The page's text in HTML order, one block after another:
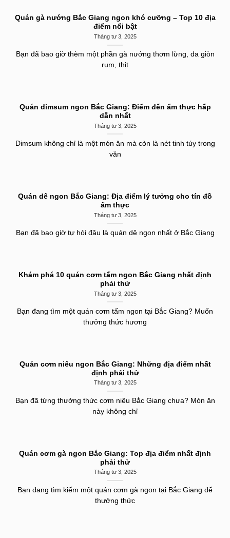
Quán gà nướng Bắc Giang ngon khó cưỡng – Top 10 địa
điểm nổi bật
Tháng tư 3, 2025
Bạn đã bao giờ thèm một phần gà nướng thơm lừng, da giòn
rụm, thịt
Quán dimsum ngon Bắc Giang: Điểm đến ẩm thực hấp
dẫn nhất
Tháng tư 3, 2025
Dimsum không chỉ là một món ăn mà còn là nét tinh túy trong
văn
Quán dê ngon Bắc Giang: Địa điểm lý tưởng cho tín đồ
ẩm thực
Tháng tư 3, 2025
Bạn đã bao giờ tự hỏi đâu là quán dê ngon nhất ở Bắc Giang
Khám phá 10 quán cơm tấm ngon Bắc Giang nhất định
phải thử
Tháng tư 3, 2025
Bạn đang tìm một quán cơm tấm ngon tại Bắc Giang? Muốn
thưởng thức hương
Quán cơm niêu ngon Bắc Giang: Những địa điểm nhất
định phải thử
Tháng tư 3, 2025
Bạn đã từng thưởng thức cơm niêu Bắc Giang chưa? Món ăn
này không chỉ
Quán cơm gà ngon Bắc Giang: Top địa điểm nhất định
phải thử
Tháng tư 3, 2025
Bạn đang tìm kiếm một quán cơm gà ngon tại Bắc Giang để
thưởng thức